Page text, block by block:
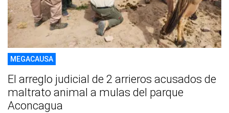
MEGACAUSA
El arreglo judicial de 2 arrieros acusados de
maltrato animal a mulas del parque
Aconcagua